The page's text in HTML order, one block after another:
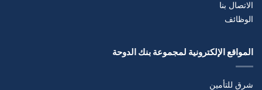
الاتصال بنا
الوظائف
المواقع الإلكترونية لمجموعة بنك الدوحة
شرق للتأمين